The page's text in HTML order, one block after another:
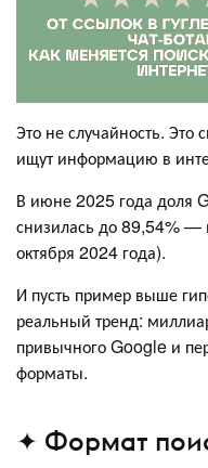
Это не случайность.
ищут информацию в
В июне 2025 года доля
снизилась до 89,54% —
октября 2024 года).
И пусть пример выше
реальный тренд:
привычного Google и
форматы.
✦ Формат